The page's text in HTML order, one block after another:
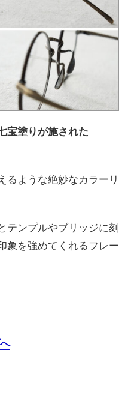
宝塗りが施された
るような絶妙なカラーリ
テンプルやブリッジに刻
象を強めてくれるフレー